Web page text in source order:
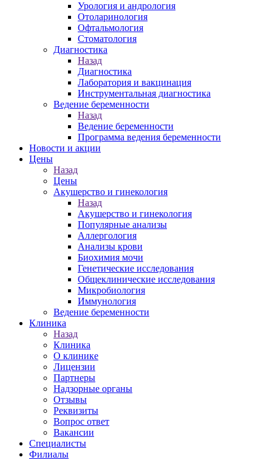
Урология и андрология
Отоларинология
Офтальмология
Стоматология
Диагностика
Назад
Диагностика
Лаборатория и вакцинация
Инструментальная диагностика
Ведение беременности
Назад
Ведение беременности
Программа ведения беременности
Новости и акции
Цены
Назад
Цены
Акушерство и гинекология
Назад
Акушерство и гинекология
Популярные анализы
Аллергология
Анализы крови
Биохимия мочи
Генетические исследования
Общеклинические исследования
Микробиология
Иммунология
Ведение беременности
Клиника
Назад
Клиника
О клинике
Лицензии
Партнеры
Надзорные органы
Отзывы
Реквизиты
Вопрос ответ
Вакансии
Специалисты
Филиалы